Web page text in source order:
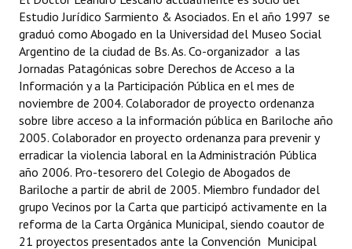
Resoluciones
Resoluciones de Presidencia
INSTITUCIONAL
Antiguos Pobladores
Noticias Destacadas
Registros y Distinciones
Datos Históricos
Estudio Jurídico Sarmiento & Asociados. En el año 1997 se
graduó como Abogado en la Universidad del Museo Social
Argentino de la ciudad de Bs. As. Co-organizador a las
Jornadas Patagónicas sobre Derechos de Acceso a la
Información y a la Participación Pública en el mes de
noviembre de 2004. Colaborador de proyecto ordenanza
sobre libre acceso a la información pública en Bariloche año
2005. Colaborador en proyecto ordenanza para prevenir y
erradicar la violencia laboral en la Administración Pública
año 2006. Pro-tesorero del Colegio de Abogados de
Bariloche a partir de abril de 2005. Miembro fundador del
grupo Vecinos por la Carta que participó activamente en la
reforma de la Carta Orgánica Municipal, siendo coautor de
21 proyectos presentados ante la Convención Municipal